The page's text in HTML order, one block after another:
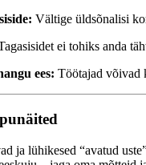
Vältige üldsõnalisi
ei tohiks anda
ees: Töötajad võivad
ja lühikesed “avatud